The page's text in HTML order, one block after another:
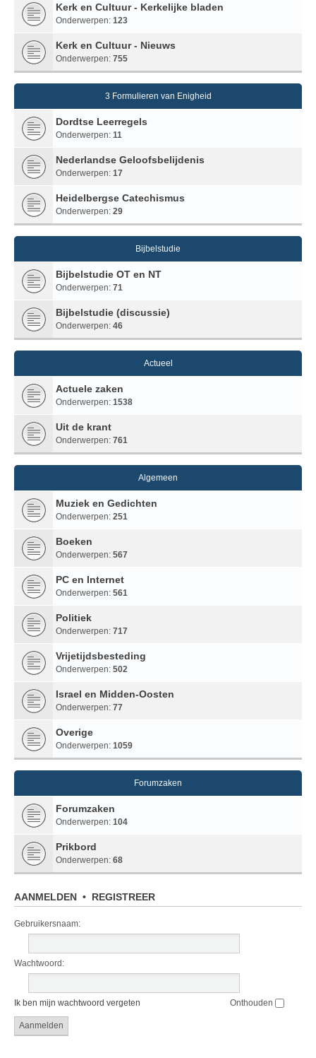
Kerk en Cultuur - Kerkelijke bladen
Onderwerpen: 123
Kerk en Cultuur - Nieuws
Onderwerpen: 755
3 Formulieren van Enigheid
Dordtse Leerregels
Onderwerpen: 11
Nederlandse Geloofsbelijdenis
Onderwerpen: 17
Heidelbergse Catechismus
Onderwerpen: 29
Bijbelstudie
Bijbelstudie OT en NT
Onderwerpen: 71
Bijbelstudie (discussie)
Onderwerpen: 46
Actueel
Actuele zaken
Onderwerpen: 1538
Uit de krant
Onderwerpen: 761
Algemeen
Muziek en Gedichten
Onderwerpen: 251
Boeken
Onderwerpen: 567
PC en Internet
Onderwerpen: 561
Politiek
Onderwerpen: 717
Vrijetijdsbesteding
Onderwerpen: 502
Israel en Midden-Oosten
Onderwerpen: 77
Overige
Onderwerpen: 1059
Forumzaken
Forumzaken
Onderwerpen: 104
Prikbord
Onderwerpen: 68
AANMELDEN • REGISTREER
Gebruikersnaam:
Wachtwoord:
Ik ben mijn wachtwoord vergeten Onthouden